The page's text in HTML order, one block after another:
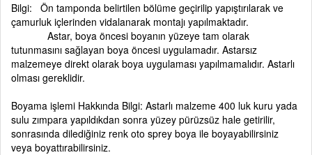
Bilgi: Ön tamponda belirtilen bölüme geçirilip yapıştırılarak ve
çamurluk içlerinden vidalanarak montajı yapılmaktadır.
Astar, boya öncesi boyanın yüzeye tam olarak
tutunmasını sağlayan boya öncesi uygulamadır. Astarsız
malzemeye direkt olarak boya uygulaması yapılmamalıdır. Astarlı
olması gereklidir.
Boyama işlemi Hakkında Bilgi: Astarlı malzeme 400 luk kuru yada
sulu zımpara yapıldıkdan sonra yüzey pürüzsüz hale getirilir,
sonrasında dilediğiniz renk oto sprey boya ile boyayabilirsiniz
veya boyattırabilirsiniz.